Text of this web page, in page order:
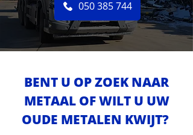
050 385 744
BENT U OP ZOEK NAAR
METAAL OF WILT U UW
OUDE METALEN KWIJT?